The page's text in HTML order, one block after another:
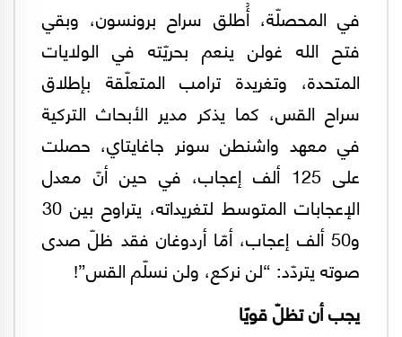
في المحصلّة، أُطلق سراح برونسون، وبقي
فتح الله غولن ينعم بحريّته في الولايات
المتحدة، وتغريدة ترامب المتعلّقة بإطلاق
سراح القس، كما يذكر مدير الأبحاث التركية
في معهد واشنطن سونر جاغايتاي، حصلت
على 125 ألف إعجاب، في حين أنّ معدل
الإعجابات المتوسط لتغريداته، يتراوح بين 30
و50 ألف إعجاب، أمّا أردوغان فقد ظلّ صدى
صوته يتردّد: “لن نركع، ولن نسلّم القس”!
يجب أن تظلّ قويًا